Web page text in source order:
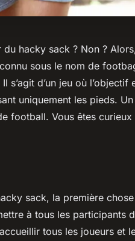
hacky sack ? Non ?
sous le nom de
s’agit d’un jeu où
uniquement les pieds.
football. Vous êtes curieux
sack, la première
à tous les participants
tous les joueurs et